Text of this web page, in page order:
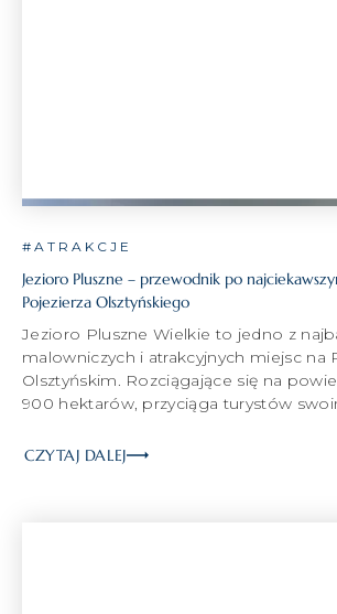
#ATRAKCJE
Jezioro Pluszne – przewodnik po
Pojezierza Olsztyńskiego
Jezioro Pluszne Wielkie to jedno z
malowniczych i atrakcyjnych miejsc na
Olsztyńskim. Rozciągające się na
900 hektarów, przyciąga turystów
CZYTAJ DALEJ